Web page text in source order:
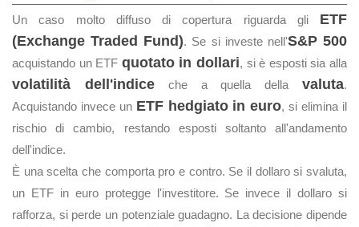
Un caso molto diffuso di copertura riguarda gli ETF
(Exchange Traded Fund). Se si investe nell'S&P 500
acquistando un ETF quotato in dollari, si è esposti sia alla
volatilità dell'indiceche a quella dellavaluta.
Acquistando invece un ETF hedgiato in euro, si elimina il
rischio di cambio, restando esposti soltanto all'andamento
dell'indice.
È una scelta che comporta pro e contro. Se il dollaro si svaluta,
un ETF in euro protegge l'investitore. Se invece il dollaro si
rafforza, si perde un potenziale guadagno. La decisione dipende